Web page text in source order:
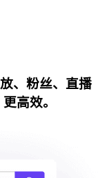
、粉丝、直播
高效。